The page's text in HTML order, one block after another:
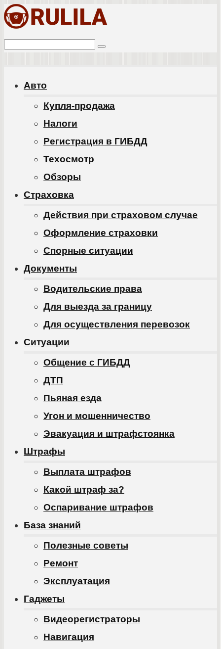
Перейти
контенту
Поиск:
Авто
Купля-продажа
Налоги
Регистрация в ГИБДД
Техосмотр
Обзоры
Cтраховка
Действия при страховом случае
Оформление страховки
Спорные ситуации
Документы
Водительские права
Для выезда за границу
Для осуществления перевозок
Ситуации
Общение с ГИБДД
ДТП
Пьяная езда
Угон и мошенничество
Эвакуация и штрафстоянка
Штрафы
Выплата штрафов
Какой штраф за?
Оспаривание штрафов
База знаний
Полезные советы
Ремонт
Эксплуатация
Гаджеты
Видеорегистраторы
Навигация